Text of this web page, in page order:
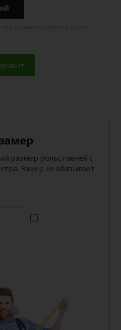
размер рольставней с
Замер не обязывает